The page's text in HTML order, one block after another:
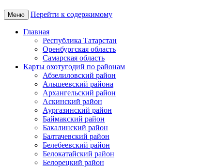
Меню Перейти к содержимому
Главная
Республика Татарстан
Оренбургская область
Самарская область
Карты охотугодий по районам
Абзелиловский район
Альшеевский района
Архангельский район
Аскинский район
Аургазинский район
Баймакский район
Бакалинский район
Балтачевский район
Белебеевский район
Белокатайский район
Белорецкий район